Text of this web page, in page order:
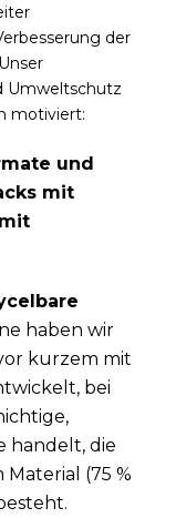
der
Umweltschutz
motiviert:
und
mit
haben wir
kurzem mit
bei
handelt, die
(75 %